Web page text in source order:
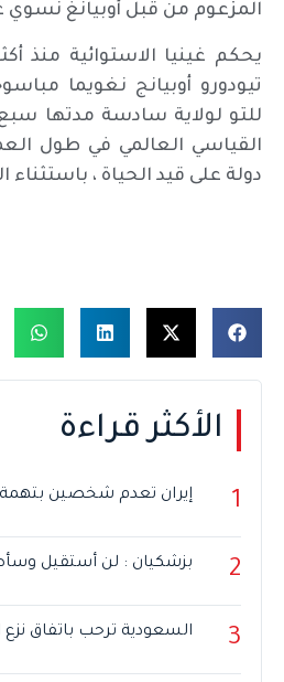
المزعوم من قبل أوبيانغ نسوي
تيودورو أوبيانج نغويما
للتو لولاية سادسة مدتها
القياسي العالمي في طول
دولة على قيد الحياة ، باستثناء
الأكثر قراءة
1 إيران تعدم شخصين
2 بزشكيان : لن أستقيل
3 السعودية ترحب باتفاق